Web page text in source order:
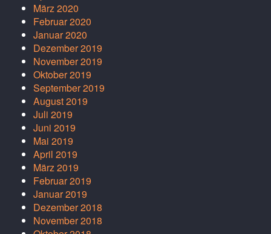
März 2020
Februar 2020
Januar 2020
Dezember 2019
November 2019
Oktober 2019
September 2019
August 2019
Juli 2019
Juni 2019
Mai 2019
April 2019
März 2019
Februar 2019
Januar 2019
Dezember 2018
November 2018